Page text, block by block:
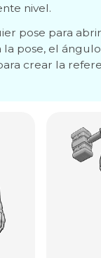
nivel.
pose para
la pose, el
crear la